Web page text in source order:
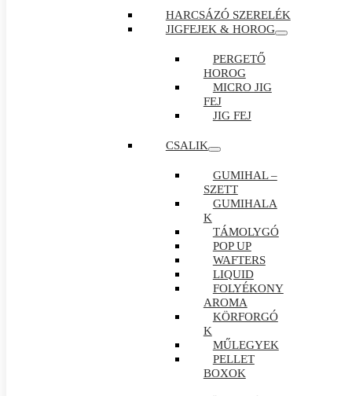
HARCSÁZÓ SZERELÉK
JIGFEJEK & HOROG
PERGETŐ
HOROG
MICRO JIG
FEJ
JIG FEJ
CSALIK
GUMIHAL –
SZETT
GUMIHALA
K
TÁMOLYGÓ
POP UP
WAFTERS
LIQUID
FOLYÉKONY
AROMA
KÖRFORGÓ
K
MŰLEGYEK
PELLET
BOXOK